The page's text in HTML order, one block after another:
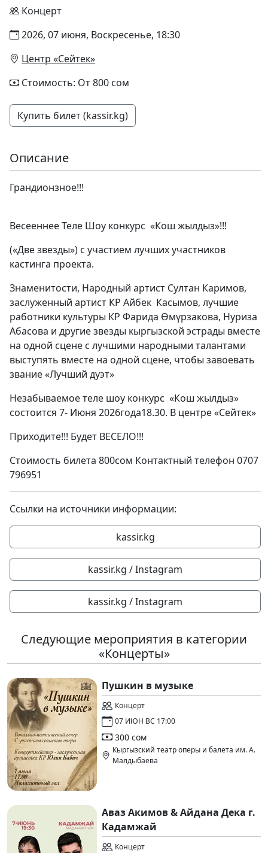
Концерт
2026, 07 июня, Воскресенье, 18:30
Центр «Сейтек»
Стоимость: От 800 сом
Купить билет (kassir.kg)
Описание
Грандионзное!!!
Весееннее Теле Шоу конкурс «Кош жылдыз»!!!
(«Две звезды») с участием лучших участников
кастинга проекта.
Знаменитости, Народный артист Султан Каримов,
заслуженный артист КР Айбек Касымов, лучшие
работники культуры КР Фарида Өмүрзакова, Нуриза
Абасова и другие звезды кыргызской эстрады вместе
на одной сцене с лучшими народными талантами
выступять вместе на одной сцене, чтобы завоевать
звание «Лучший дуэт»
Незабываемое теле шоу конкурс «Кош жылдыз»
состоится 7- Июня 2026года18.30. В центре «Сейтек»
Приходите!!! Будет ВЕСЕЛО!!!
Стоимость билета 800сом Контактный телефон 0707
796951
Ссылки на источники информации:
kassir.kg
kassir.kg / Instagram
kassir.kg / Instagram
Следующие мероприятия в категории
«Концерты»
Пушкин в музыке
Концерт
07 ИЮН ВС 17:00
300 сом
Кыргызский театр оперы и балета им. А.
Малдыбаева
Аваз Акимов & Айдана Дека г.
Кадамжай
Концерт